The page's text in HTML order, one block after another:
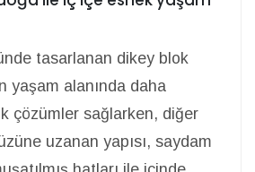
tasarlanan dikey blok
yaşam alanında daha
çözümler sağlarken, diğer
uzanan yapısı, saydam